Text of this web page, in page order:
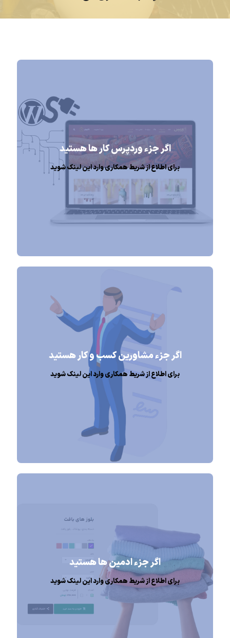
اگر جزء وردپرس کار ها هستید
برای اطلاع از شریط همکاری وارد این لینک شوید
اگر جزء مشاورین کسب و کار هستید
برای اطلاع از شریط همکاری وارد این لینک شوید
اگر جزء ادمین ها هستید
برای اطلاع از شریط همکاری وارد این لینک شوید